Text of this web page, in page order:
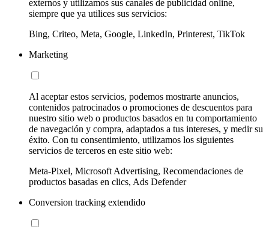
externos y utilizamos sus canales de publicidad online,
siempre que ya utilices sus servicios:
Bing, Criteo, Meta, Google, LinkedIn, Printerest, TikTok
Marketing
Al aceptar estos servicios, podemos mostrarte anuncios,
contenidos patrocinados o promociones de descuentos para
nuestro sitio web o productos basados en tu comportamiento
de navegación y compra, adaptados a tus intereses, y medir su
éxito. Con tu consentimiento, utilizamos los siguientes
servicios de terceros en este sitio web:
Meta-Pixel, Microsoft Advertising, Recomendaciones de
productos basadas en clics, Ads Defender
Conversion tracking extendido